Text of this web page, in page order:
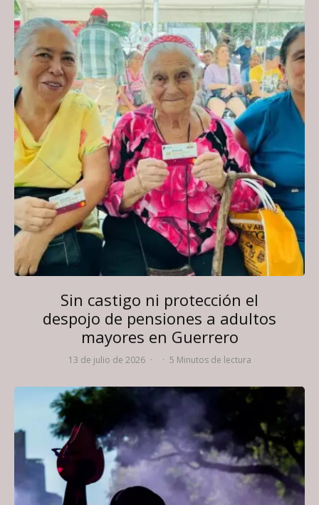
Sin castigo ni protección el
despojo de pensiones a adultos
mayores en Guerrero
13 de julio de 2026 · · 5 Minutos de lectura